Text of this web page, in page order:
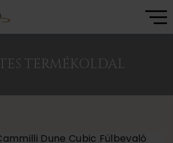
TERMÉKOLDAL